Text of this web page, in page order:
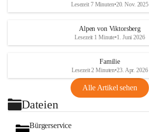
Lesezeit 7 Minuten•20. Nov. 2025
Alpen von Viktorsberg
Lesezeit 1 Minute•1. Juni 2026
Familie
Lesezeit 2 Minuten•23. Apr. 2026
Alle Artikel sehen
Dateien
Bürgerservice